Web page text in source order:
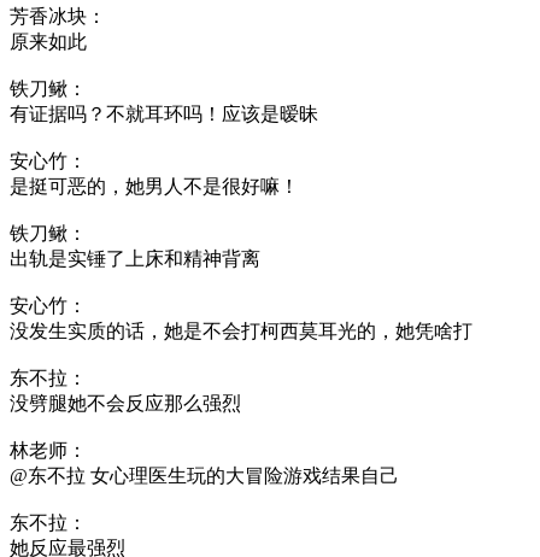
芳香冰块：
原来如此
铁刀鳅：
有证据吗？不就耳环吗！应该是暧昧
安心竹：
是挺可恶的，她男人不是很好嘛！
铁刀鳅：
出轨是实锤了上床和精神背离
安心竹：
没发生实质的话，她是不会打柯西莫耳光的，她凭啥打
东不拉：
没劈腿她不会反应那么强烈
林老师：
@东不拉 女心理医生玩的大冒险游戏结果自己
东不拉：
她反应最强烈